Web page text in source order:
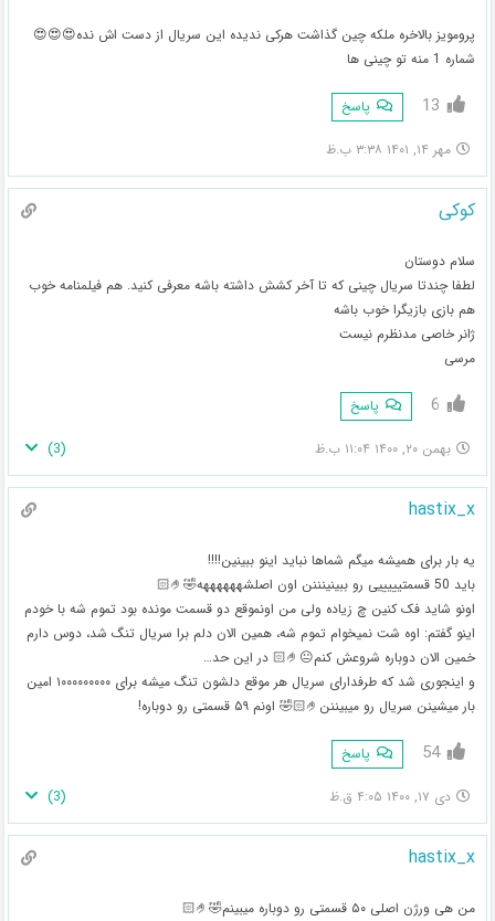
پرومویز بالاخره ملکه چین گذاشت هرکی ندیده این سریال از دست اش نده😍😍😍
شماره 1 منه تو چینی ها
13 پاسخ
مهر ۱۴, ۱۴۰۱ ۳:۳۸ ب.ظ
کوکی
سلام دوستان
لطفا چندتا سریال چینی که تا آخر کشش داشته باشه معرفی کنید. هم فیلمنامه خوب
هم بازی بازیگرا خوب باشه
ژانر خاصی مدنظرم نیست
مرسی
6 پاسخ
بهمن ۲۰, ۱۴۰۰ ۱۱:۰۴ ب.ظ (
3
)
hastix_x
یه بار برای همیشه میگم شماها نباید اینو ببینین!!!!
باید 50 قسمتیییییی رو ببینینننن اون اصلشههههههه🤣🤌🏻
اونو شاید فک کنین چ زیاده ولی من اونموقع دو قسمت مونده بود تموم شه با خودم
اینو گفتم: اوه شت نمیخوام تموم شه، همین الان دلم برا سریال تنگ شد، دوس دارم
خمین الان دوباره شروعش کنم😐🤌🏻 در این حد…
و اینجوری شد که طرفدارای سریال هر موقع دلشون تنگ میشه برای ۱۰۰۰۰۰۰۰۰۰ امین
بار میشینن سریال رو میبیننن🤌🏻🤣 اونم ۵۹ قسمتی رو دوباره!
54 پاسخ
دی ۱۷, ۱۴۰۰ ۴:۰۵ ق.ظ (
3
)
hastix_x
من هی ورژن اصلی ۵۰ قسمتی رو دوباره میبینم🤣🤌🏻